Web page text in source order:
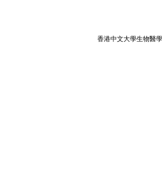
香港中文大學生物醫